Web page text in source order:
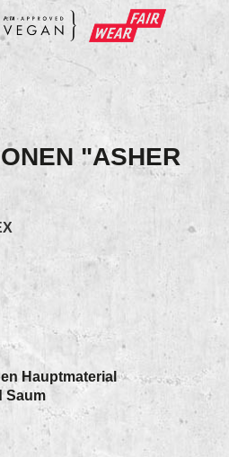
"ASHER
Hauptmaterial
Saum